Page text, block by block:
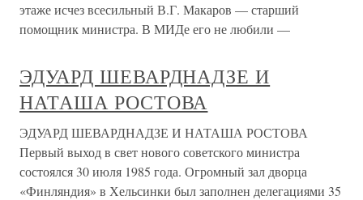
этаже исчез всесильный В.Г. Макаров — старший
помощник министра. В МИДе его не любили —
ЭДУАРД ШЕВАРДНАДЗЕ И
НАТАША РОСТОВА
ЭДУАРД ШЕВАРДНАДЗЕ И НАТАША РОСТОВА
Первый выход в свет нового советского министра
состоялся 30 июля 1985 года. Огромный зал дворца
«Финляндия» в Хельсинки был заполнен делегациями 35